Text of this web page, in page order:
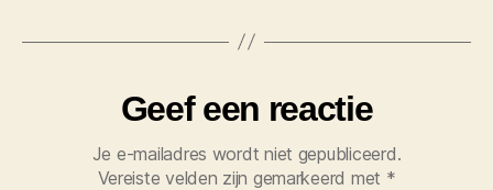
Geef een reactie
Je e-mailadres wordt niet gepubliceerd.
Vereiste velden zijn gemarkeerd met *